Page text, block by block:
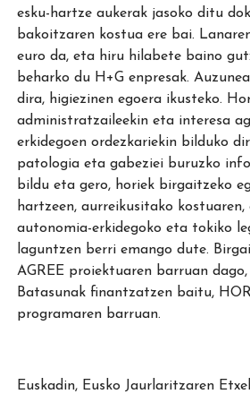
esku-hartze aukerak jasoko ditu
bakoitzaren kostua ere bai.
euro da, eta hiru hilabete baino
beharko du H+G enpresak.
dira, higiezinen egoera ikusteko.
administratzaileekin eta interesa
erkidegoen ordezkariekin bilduko
patologia eta gabeziei buruzko
bildu eta gero, horiek birgaitzeko
hartzeen, aurreikusitako
autonomia-erkidegoko eta tokiko
laguntzen berri emango dute.
AGREE proiektuaren barruan
Batasunak finantzatzen baitu,
programaren barruan.
Euskadin, Eusko Jaurlaritzaren